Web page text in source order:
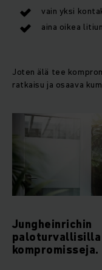
vain yksi
aina oikea
Joten älä tee
ratkaisu ja osaava
Jungheinrichin
kompromisseja.